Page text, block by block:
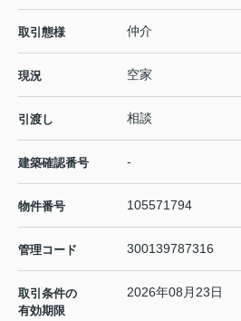
取引態様 仲介
現況 空家
引渡し 相談
建築確認番号 -
物件番号 105571794
管理コード 300139787316
取引条件の
有効期限
2026年08月23日